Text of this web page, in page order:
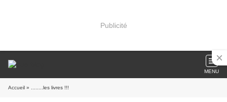
Publicité
MENU
Accueil » ........les livres !!!